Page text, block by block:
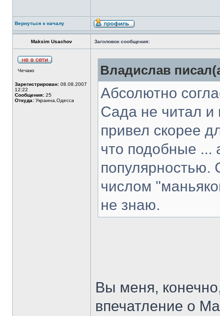
Вернуться к началу
Maksim Usachov Заголовок сообщения:
Чечако
Зарегистрирован: 08.08.2007
12:22
Сообщения: 25
Откуда: Украина,Одесса
Владислав
Абсолютно
Сада не читал и
привел скорее
что подобные ...
популярностью.
числом
не знаю.
Вы меня,
впечатление о